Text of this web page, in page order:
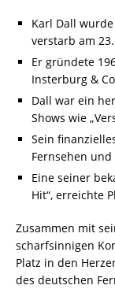
Karl Dall
verstarb am
Er gründete
Insterburg &
Dall war ein
Shows wie
Sein
Fernsehen
Eine seiner
Hit“, erreichte
Zusammen mit
scharfsinnigen
Platz in den
des deutschen